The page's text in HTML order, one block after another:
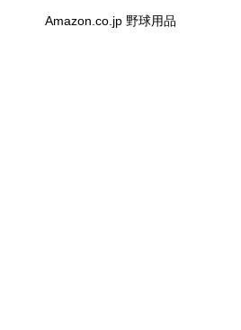
Amazon.co.jp 野球用品